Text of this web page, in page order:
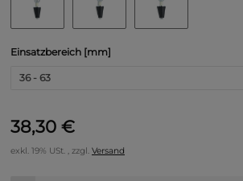
Einsatzbereich [mm]
36 - 63
38,30 €
exkl. 19% USt. , zzgl. Versand